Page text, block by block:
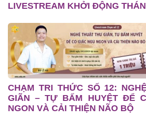
LIVESTREAM KHỞI ĐỘNG
CHẠM TRI THỨC SỐ 12:
GIÃN – TỰ BẤM HUYỆT ĐỂ
NGON VÀ CẢI THIỆN NÃO BỘ